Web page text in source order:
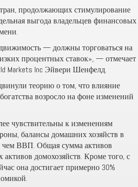
продолжающих стимулирование
выгода владельцев финансовых
— должны торговаться на
процентных ставок», — отмечает
Markets Inc Эйвери Шенфелд.
теорию о том, что влияние
возросло на фоне изменений
чувствительны к изменениям
балансы домашних хозяйств в
чем ВВП. Общая сумма активов
домохозяйств. Кроме того, с
она достигает примерно 30%